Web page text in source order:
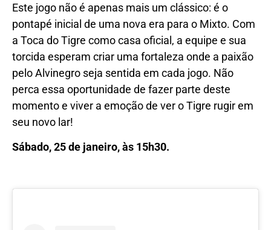
Este jogo não é apenas mais um clássico: é o
pontapé inicial de uma nova era para o Mixto. Com
a Toca do Tigre como casa oficial, a equipe e sua
torcida esperam criar uma fortaleza onde a paixão
pelo Alvinegro seja sentida em cada jogo. Não
perca essa oportunidade de fazer parte deste
momento e viver a emoção de ver o Tigre rugir em
seu novo lar!
Sábado, 25 de janeiro, às 15h30.